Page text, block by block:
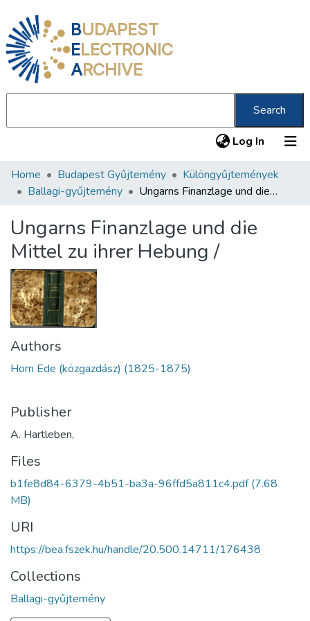
BUDAPEST
ELECTRONIC
ARCHIVE
Search
Log In (current)
Communities & Collections
Statistics
About us
Home Budapest Gyűjtemény
Különgyűjtemények
Ballagi-gyűjtemény
Ungarns Finanzlage und die Mittel zu ihrer Hebung /
Ungarns Finanzlage und die
Mittel zu ihrer Hebung /
Authors
Horn Ede (közgazdász) (1825-1875)
Publisher
A. Hartleben,
Files
b1fe8d84-6379-4b51-ba3a-96ffd5a811c4.pdf(7.68
MB)
URI
https://bea.fszek.hu/handle/20.500.14711/176438
Collections
Ballagi-gyűjtemény